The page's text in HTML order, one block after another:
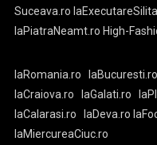
Suceava.ro
laPiatraNeamt.ro High-
laRomania.ro laBucuresti.ro
laCraiova.ro
laGalati.ro
laCalarasi.ro
laDeva.ro
laMiercureaCiuc.ro